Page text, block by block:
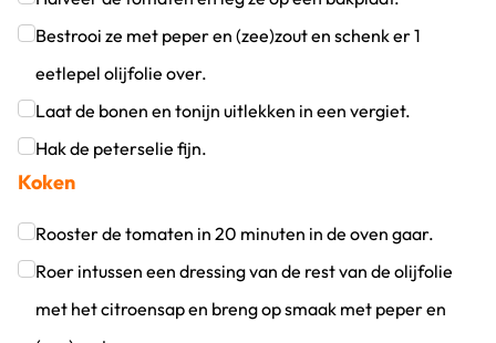
Klik om dit selectievakje aan te vinken
Bestrooi ze met peper en (zee)zout en schenk er 1
eetlepel olijfolie over.
Klik om dit selectievakje aan te vinken
Laat de bonen en tonijn uitlekken in een vergiet.
Klik om dit selectievakje aan te vinken
Hak de peterselie fijn.
Klik om dit selectievakje aan te vinken
Koken
Rooster de tomaten in 20 minuten in de oven gaar.
Klik om dit selectievakje aan te vinken
Roer intussen een dressing van de rest van de olijfolie
met het citroensap en breng op smaak met peper en